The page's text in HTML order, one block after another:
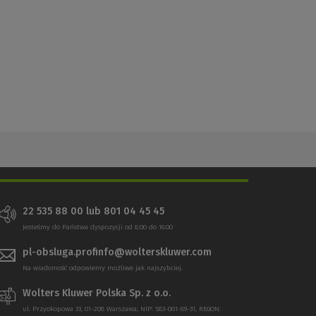
22 535 88 00 lub 801 04 45 45
Jesteśmy do Państwa dyspozycji od 8:00 do 16:00
pl-obsluga.profinfo@wolterskluwer.com
Na wiadomość odpowiemy możliwe jak najszybciej.
Wolters Kluwer Polska Sp. z o.o.
ul. Przyokopowa 33, 01-208 Warszawa; NIP: 583-001-89-31, REGON: